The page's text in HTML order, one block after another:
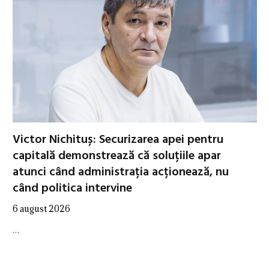
Victor Nichituș: Securizarea apei pentru
capitală demonstrează că soluțiile apar
atunci când administrația acționează, nu
când politica intervine
6 august 2026
…